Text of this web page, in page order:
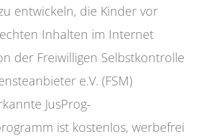
entwickeln, die Kinder vor
Inhalten im Internet
der Freiwilligen Selbstkontrolle
e.V. (FSM)
JusProg-
ist kostenlos, werbefrei